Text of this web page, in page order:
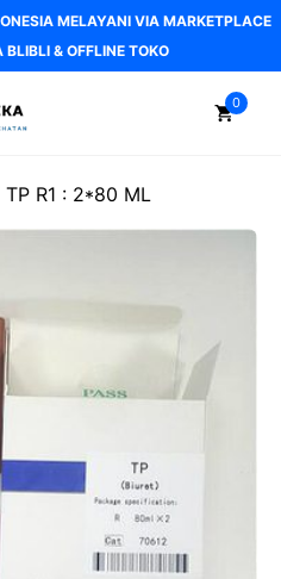
MELAYANI VIA MARKETPLACE
BLIBLI & OFFLINE TOKO
0
TP R1 : 2*80 ML